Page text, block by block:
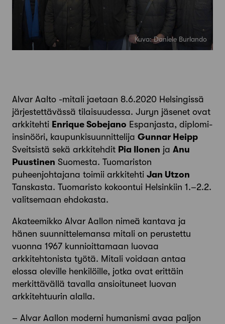
Kuva: Daniele Burlando
Alvar Aalto -mitali jaetaan 8.6.2020 Helsingissä
järjestettävässä tilaisuudessa. Juryn jäsenet ovat
arkkitehti Enrique Sobejano Espanjasta, diplomi-
insinööri, kaupunkisuunnittelija Gunnar Heipp
Sveitsistä sekä arkkitehdit Pia Ilonen ja Anu
Puustinen Suomesta. Tuomariston
puheenjohtajana toimii arkkitehti Jan Utzon
Tanskasta. Tuomaristo kokoontui Helsinkiin 1.–2.2.
valitsemaan ehdokasta.
Akateemikko Alvar Aallon nimeä kantava ja
hänen suunnittelemansa mitali on perustettu
vuonna 1967 kunnioittamaan luovaa
arkkitehtonista työtä. Mitali voidaan antaa
elossa oleville henkilöille, jotka ovat erittäin
merkittävällä tavalla ansioituneet luovan
arkkitehtuurin alalla.
– Alvar Aallon moderni humanismi avaa paljon